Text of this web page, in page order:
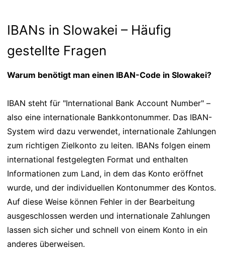
IBANs in Slowakei – Häufig
gestellte Fragen
Warum benötigt man einen IBAN-Code in Slowakei?
IBAN steht für "International Bank Account Number" –
also eine internationale Bankkontonummer. Das IBAN-
System wird dazu verwendet, internationale Zahlungen
zum richtigen Zielkonto zu leiten. IBANs folgen einem
international festgelegten Format und enthalten
Informationen zum Land, in dem das Konto eröffnet
wurde, und der individuellen Kontonummer des Kontos.
Auf diese Weise können Fehler in der Bearbeitung
ausgeschlossen werden und internationale Zahlungen
lassen sich sicher und schnell von einem Konto in ein
anderes überweisen.